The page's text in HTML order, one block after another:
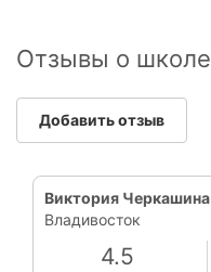
Отзывы о школе
Добавить отзыв
Виктория Черкашина
Владивосток
4.5